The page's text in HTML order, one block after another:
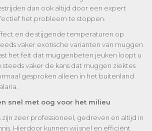
dan ook altijd door een expert
het probleem te stoppen.
en de stijgende temperaturen op
vaker exotische varianten van muggen
het feit dat muggenbeten jeuken loopt u
vaker de kans dat muggen ziektes
gesproken alleen in het buitenland
snel met oog voor het milieu
zeer professioneel, gedreven en altijd in
Hierdoor kunnen wij snel en efficiënt